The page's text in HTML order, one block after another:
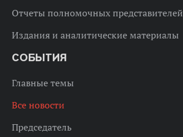
Отчеты полномочных представителей
Издания и аналитические материалы
СОБЫТИЯ
Главные темы
Все новости
Председатель